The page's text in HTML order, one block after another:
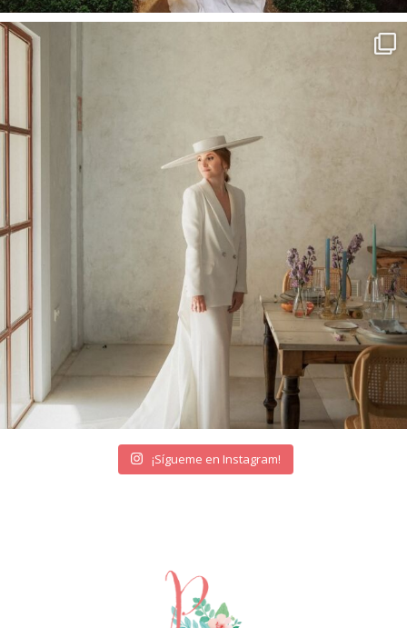
¡Sígueme en Instagram!